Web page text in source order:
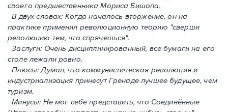
своего предшественника Мориса Бишопа.
В двух словах: Когда началось вторжение, oн на
практике применил революционную теорию "сверши
революцию тем, что спрячешься".
Заслуги: Очень дисциплинированный, все бумаги на его
столе лежали ровно.
Плюсы: Думал, что коммунистическая революция и
индустриализация принесут Гренадe лучшее будущее, чем
туризм.
Минусы: Не мог себе представить, что Соединённые